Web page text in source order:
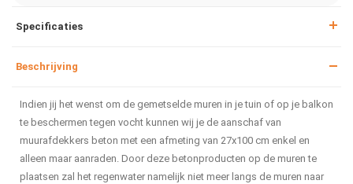
Specificaties
Beschrijving
Indien jij het wenst om de gemetselde muren in je tuin of op je balkon
te beschermen tegen vocht kunnen wij je de aanschaf van
muurafdekkers beton met een afmeting van 27x100 cm enkel en
alleen maar aanraden. Door deze betonproducten op de muren te
plaatsen zal het regenwater namelijk niet meer langs de muren naar